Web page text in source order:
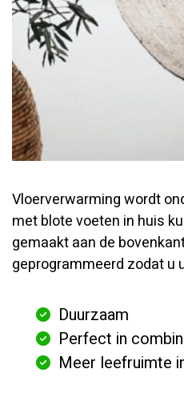
Vloerverwarming wordt
met blote voeten in huis
gemaakt aan de
geprogrammeerd zodat u
Duurzaam
Perfect in
Meer leefruimte